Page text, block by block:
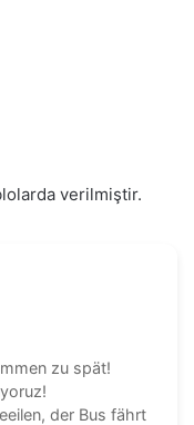
verilmiştir.
zu spät!
der Bus fährt